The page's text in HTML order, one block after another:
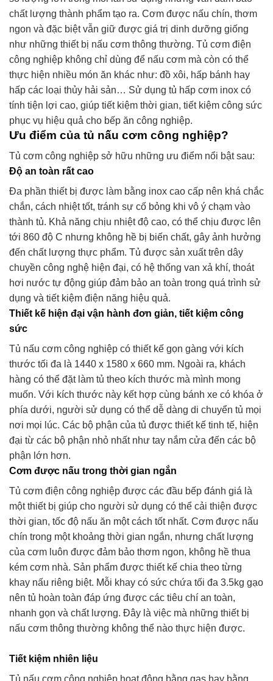
chất lượng thành phẩm tạo ra. Cơm được nấu chín, thơm
ngon và đặc biệt vẫn giữ được giá trị dinh dưỡng giống
như những thiết bị nấu cơm thông thường. Tủ cơm điện
công nghiệp không chỉ dùng để nấu cơm mà còn có thể
thực hiện nhiều món ăn khác như: đồ xôi, hấp bánh hay
hấp các loại thủy hải sản… Sử dụng tủ hấp cơm inox có
tính tiện lợi cao, giúp tiết kiệm thời gian, tiết kiệm công sức
phục vụ hiệu quả cho bếp ăn công nghiệp.
Ưu điểm của tủ nấu cơm công nghiệp?
Tủ cơm công nghiệp sở hữu những ưu điểm nổi bật sau:
Độ an toàn rất cao
Đa phần thiết bị được làm bằng inox cao cấp nên khá chắc
chắn, cách nhiệt tốt, tránh sự cố bỏng khi vô ý chạm vào
thành tủ. Khả năng chịu nhiệt độ cao, có thể chịu được lên
tới 860 độ C nhưng không hề bị biến chất, gây ảnh hưởng
đến chất lượng thực phẩm. Tủ được sản xuất trên dây
chuyền công nghệ hiện đại, có hệ thống van xả khí, thoát
hơi nước tự động giúp đảm bảo an toàn trong quá trình sử
dụng và tiết kiệm điện năng hiệu quả.
Thiết kế hiện đại vận hành đơn giản, tiết kiệm công
sức
Tủ nấu cơm công nghiệp có thiết kế gọn gàng với kích
thước tối đa là 1440 x 1580 x 660 mm. Ngoài ra, khách
hàng có thể đặt làm tủ theo kích thước mà mình mong
muốn. Với kích thước này kết hợp cùng bánh xe có khóa ở
phía dưới, người sử dụng có thể dễ dàng di chuyển tủ mọi
nơi mọi lúc. Các bộ phận của tủ được thiết kế tinh tế, hiện
đại từ các bộ phận nhỏ nhất như tay nắm cửa đến các bộ
phận lớn hơn.
Cơm được nấu trong thời gian ngắn
Tủ cơm điện công nghiệp được các đầu bếp đánh giá là
một thiết bị giúp cho người sử dụng có thể cải thiện được
thời gian, tốc độ nấu ăn một cách tốt nhất. Cơm được nấu
chín trong một khoảng thời gian ngắn, nhưng chất lượng
của cơm luôn được đảm bảo thơm ngon, không hề thua
kém cơm nhà. Sản phẩm được thiết kế chia theo từng
khay nấu riêng biệt. Mỗi khay có sức chứa tối đa 3.5kg gạo
nên tủ hoàn toàn đáp ứng được các tiêu chí an toàn,
nhanh gọn và chất lượng. Đây là việc mà những thiết bị
nấu cơm thông thường không thể nào thực hiện được.
Tiết kiệm nhiên liệu